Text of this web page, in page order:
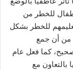
للخطر من
للخطر بشكل
من أن جمع
كما فعل عام
بالتعاون مع